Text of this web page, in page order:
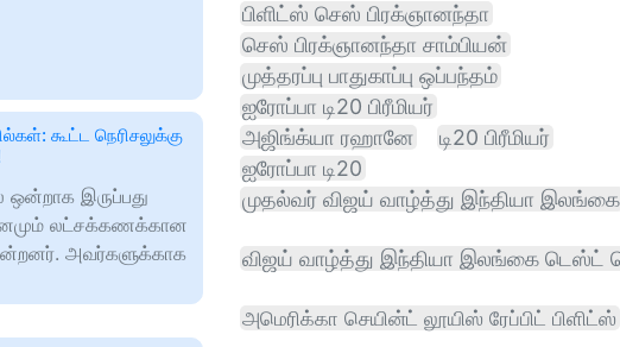
கூட்ட நெரிசலுக்கு
ஒன்றாக இருப்பது
லட்சக்கணக்கான
அவர்களுக்காக
பிளிட்ஸ் செஸ் பிரக்ஞானந்தா
செஸ் பிரக்ஞானந்தா சாம்பியன்
முத்தரப்பு பாதுகாப்பு ஒப்பந்தம்
ஐரோப்பா டி20 பிரீமியர்
அஜிங்க்யா ரஹானே
டி20 பிரீமியர்
ஐரோப்பா டி20
முதல்வர் விஜய் வாழ்த்து இந்தியா இலங்கை
விஜய் வாழ்த்து இந்தியா இலங்கை டெஸ்ட்
அமெரிக்கா செயின்ட் லூயிஸ் ரேப்பிட் பிளிட்ஸ்